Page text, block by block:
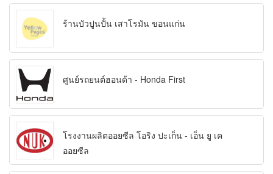
ร้านบัวปูนปั้น เสาโรมัน ขอนแก่น
ศูนย์รถยนต์ฮอนด้า - Honda First
โรงงานผลิตออยซีล โอริง ปะเก็น - เอ็น ยู เค
ออยซีล